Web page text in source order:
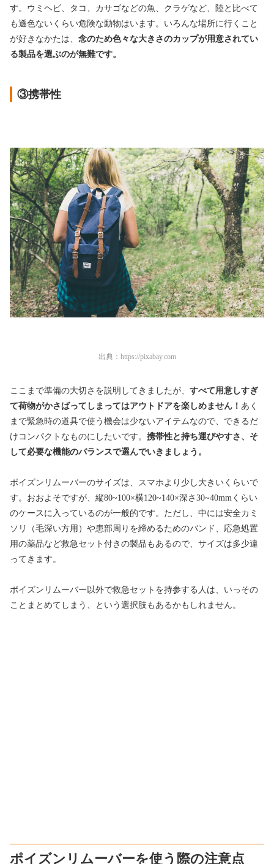
す。ウミヘビ、タコ、カサゴなどの魚、クラゲなど、陸と比べて
も遜色ないくらい危険な動物はいます。いろんな場所に行くこと
が好きなかたは、 念のため色々な大きさのカップが用意されてい
る製品を選ぶのが無難です。
③携帯性
出典： https://pixabay.com
ここまで準備の大切さを説明してきましたが、 すべて用意しすぎ
て荷物がかさばってしまってはアウトドアを楽しめません！ あく
まで緊急時の道具で使う機会は少ないアイテムなので、できるだ
けコンパクトなものにしたいです。 携帯性と持ち運びやすさ、そ
して必要な機能のバランスで選んでいきましょう。
ポイズンリムーバーのサイズは、スマホより少し大きいくらいで
す。おおよそですが、縦80~100×横120~140×深さ30~40mmくらい
のケースに入っているのが一般的です。ただし、中には安全カミ
ソリ（毛深い方用）や患部周りを締めるためのバンド、応急処置
用の薬品など救急セット付きの製品もあるので、サイズは多少違
ってきます。
ポイズンリムーバー以外で救急セットを持参する人は、いっその
ことまとめてしまう、という選択肢もあるかもしれません。
ポイズンリムーバーを使う際の注意点